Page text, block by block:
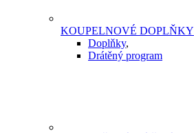
KOUPELNOVÉ DOPLŇKY
Doplňky,
Drátěný program